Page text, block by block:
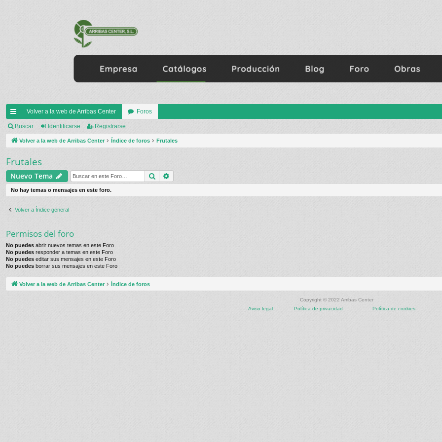
nl
ac
rá
pi
Volver a la web de Arribas Center Foros
Buscar Identificarse Registrarse
Volver a la web de Arribas Center Índice de foros Frutales
Frutales
Nuevo Tema Buscar
No hay temas o mensajes en este foro.
Volver a Índice general
Permisos del foro
No puedes abrir nuevos temas en este Foro
No puedes responder a temas en este Foro
No puedes editar sus mensajes en este Foro
No puedes borrar sus mensajes en este Foro
Volver a la web de Arribas Center Índice de foros
Copyright © 2022 Arribas Center
Aviso legal
Política de privacidad Política de cookies